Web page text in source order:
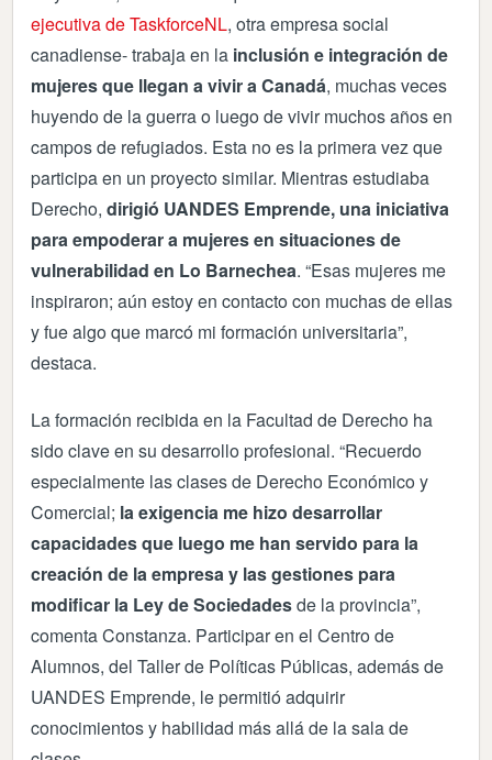
ejecutiva de TaskforceNL, otra empresa social
canadiense- trabaja en la inclusión e integración de
mujeres que llegan a vivir a Canadá, muchas veces
huyendo de la guerra o luego de vivir muchos años en
campos de refugiados. Esta no es la primera vez que
participa en un proyecto similar. Mientras estudiaba
Derecho, dirigió UANDES Emprende, una iniciativa
para empoderar a mujeres en situaciones de
vulnerabilidad en Lo Barnechea. “Esas mujeres me
inspiraron; aún estoy en contacto con muchas de ellas
y fue algo que marcó mi formación universitaria”,
destaca.
La formación recibida en la Facultad de Derecho ha
sido clave en su desarrollo profesional. “Recuerdo
especialmente las clases de Derecho Económico y
Comercial; la exigencia me hizo desarrollar
capacidades que luego me han servido para la
creación de la empresa y las gestiones para
modificar la Ley de Sociedadesde la provincia”,
comenta Constanza. Participar en el Centro de
Alumnos, del Taller de Políticas Públicas, además de
UANDES Emprende, le permitió adquirir
conocimientos y habilidad más allá de la sala de